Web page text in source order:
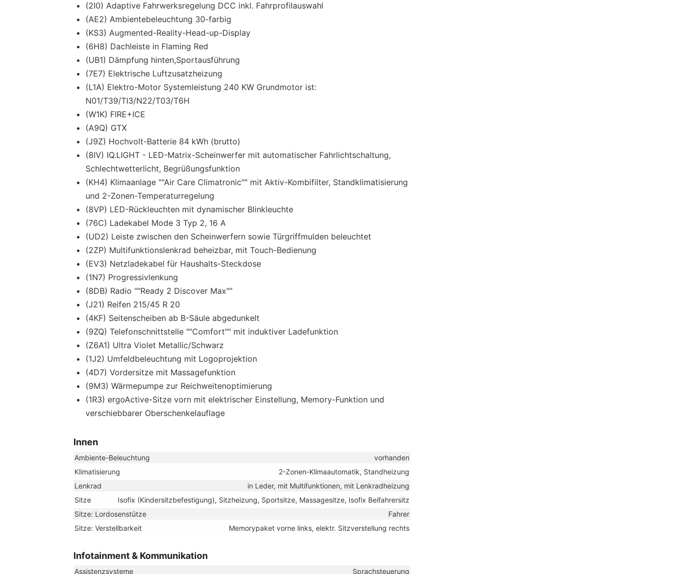
(2I0) Adaptive Fahrwerksregelung DCC inkl. Fahrprofilauswahl
(AE2) Ambientebeleuchtung 30-farbig
(KS3) Augmented-Reality-Head-up-Display
(6H8) Dachleiste in Flaming Red
(UB1) Dämpfung hinten,Sportausführung
(7E7) Elektrische Luftzusatzheizung
(L1A) Elektro-Motor Systemleistung 240 KW Grundmotor ist:
N01/T39/TI3/N22/T03/T6H
(W1K) FIRE+ICE
(A9Q) GTX
(J9Z) Hochvolt-Batterie 84 kWh (brutto)
(8IV) IQ.LIGHT - LED-Matrix-Scheinwerfer mit automatischer Fahrlichtschaltung,
Schlechtwetterlicht, Begrüßungsfunktion
(KH4) Klimaanlage ""Air Care Climatronic"" mit Aktiv-Kombifilter, Standklimatisierung
und 2-Zonen-Temperaturregelung
(8VP) LED-Rückleuchten mit dynamischer Blinkleuchte
(76C) Ladekabel Mode 3 Typ 2, 16 A
(UD2) Leiste zwischen den Scheinwerfern sowie Türgriffmulden beleuchtet
(2ZP) Multifunktionslenkrad beheizbar, mit Touch-Bedienung
(EV3) Netzladekabel für Haushalts-Steckdose
(1N7) Progressivlenkung
(8DB) Radio ""Ready 2 Discover Max""
(J21) Reifen 215/45 R 20
(4KF) Seitenscheiben ab B-Säule abgedunkelt
(9ZQ) Telefonschnittstelle ""Comfort"" mit induktiver Ladefunktion
(Z6A1) Ultra Violet Metallic/Schwarz
(1J2) Umfeldbeleuchtung mit Logoprojektion
(4D7) Vordersitze mit Massagefunktion
(9M3) Wärmepumpe zur Reichweitenoptimierung
(1R3) ergoActive-Sitze vorn mit elektrischer Einstellung, Memory-Funktion und
verschiebbarer Oberschenkelauflage
Innen
Ambiente-Beleuchtung
vorhanden
Klimatisierung
2-Zonen-Klimaautomatik, Standheizung
Lenkrad
in Leder, mit Multifunktionen, mit Lenkradheizung
Sitze
Isofix (Kindersitzbefestigung), Sitzheizung, Sportsitze, Massagesitze, Isofix Beifahrersitz
Sitze: Lordosenstütze
Fahrer
Sitze: Verstellbarkeit
Memorypaket vorne links, elektr. Sitzverstellung rechts
Infotainment & Kommunikation
Assistenzsysteme Sprachsteuerung